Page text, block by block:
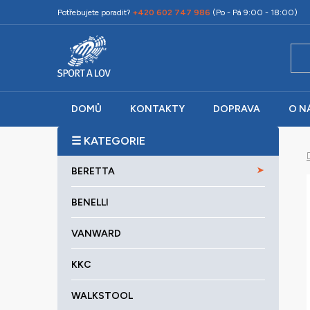
na
Potřebujete poradit? +420 602 747 986 (Po - Pá 9:00 - 18:00)
DOMŮ KONTAKTY DOPRAVA O
P
o
kategorie
BERETTA
BENELLI
VANWARD
KKC
WALKSTOOL